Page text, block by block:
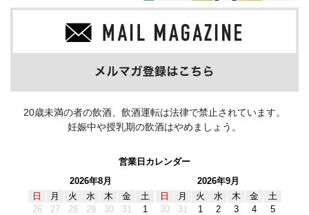
20歳未満の者の飲酒、飲酒運転は法律で禁止されています。
妊娠中や授乳期の飲酒はやめましょう。
営業日カレンダー
2026年8月
日
月 火 水 木 金
土
26
27 28 29 30 31
1
2026年9月
日
月 火 水 木 金
土
30
31 1 2 3 4
5